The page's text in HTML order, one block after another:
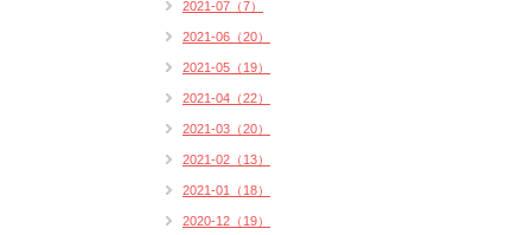
2021-07（7）
2021-06（20）
2021-05（19）
2021-04（22）
2021-03（20）
2021-02（13）
2021-01（18）
2020-12（19）